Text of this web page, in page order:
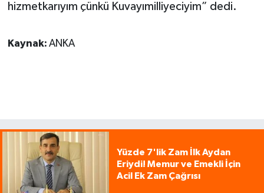
hizmetkarıyım çünkü Kuvayımilliyeciyim” dedi.
Kaynak: ANKA
Yüzde 7'lik Zam İlk Aydan
Eriydi! Memur ve Emekli İçin
Acil Ek Zam Çağrısı